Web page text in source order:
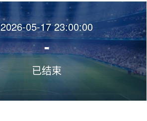
2026-05-17 23:00:00
-
已结束